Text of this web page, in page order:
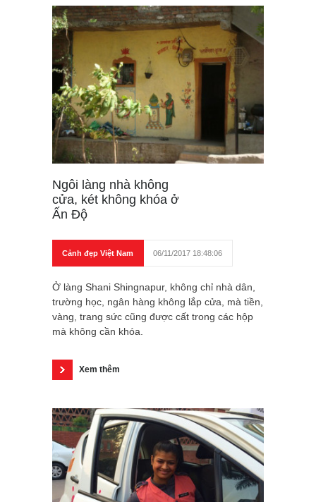
Ngôi làng nhà không
cửa, két không khóa ở
Ấn Độ
Cảnh đẹp Việt Nam 06/11/2017 18:48:06
Ở làng Shani Shingnapur, không chỉ nhà dân,
trường học, ngân hàng không lắp cửa, mà tiền,
vàng, trang sức cũng được cất trong các hộp
mà không cần khóa.
Xem thêm